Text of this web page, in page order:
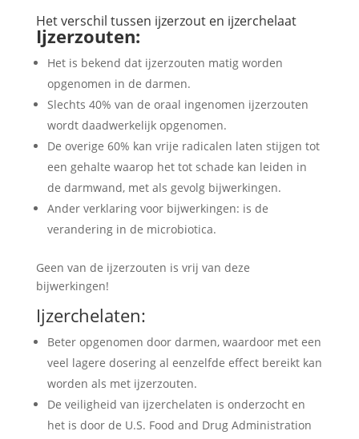
Het verschil tussen ijzerzout en ijzerchelaat
Ijzerzouten:
Het is bekend dat ijzerzouten matig worden
opgenomen in de darmen.
Slechts 40% van de oraal ingenomen ijzerzouten
wordt daadwerkelijk opgenomen.
De overige 60% kan vrije radicalen laten stijgen tot
een gehalte waarop het tot schade kan leiden in
de darmwand, met als gevolg bijwerkingen.
Ander verklaring voor bijwerkingen: is de
verandering in de microbiotica.
Geen van de ijzerzouten is vrij van deze
bijwerkingen!
Ijzerchelaten:
Beter opgenomen door darmen, waardoor met een
veel lagere dosering al eenzelfde effect bereikt kan
worden als met ijzerzouten.
De veiligheid van ijzerchelaten is onderzocht en
het is door de U.S. Food and Drug Administration